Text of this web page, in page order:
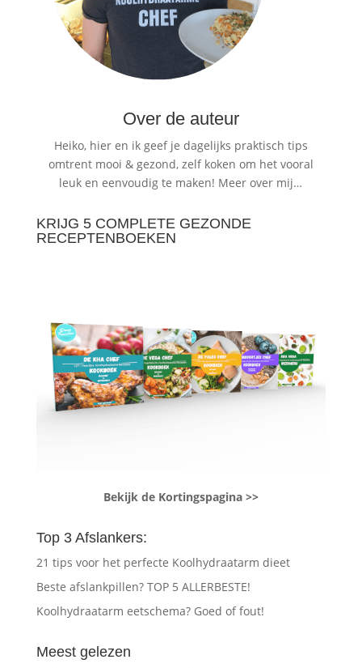
Over de auteur
Heiko, hier en ik geef je dagelijks praktisch tips
omtrent mooi & gezond, zelf koken om het vooral
leuk en eenvoudig te maken! Meer over mij…
KRIJG 5 COMPLETE GEZONDE
RECEPTENBOEKEN
Bekijk de Kortingspagina >>
Top 3 Afslankers:
21 tips voor het perfecte Koolhydraatarm dieet
Beste afslankpillen? TOP 5 ALLERBESTE!
Koolhydraatarm eetschema? Goed of fout!
Meest gelezen